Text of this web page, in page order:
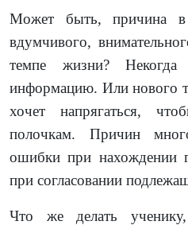
Может быть, причина
вдумчивого,
темпе жизни? Некогда
информацию. Или нового
хочет напрягаться,
полочкам. Причин
ошибки при нахождении
при согласовании
Что же делать